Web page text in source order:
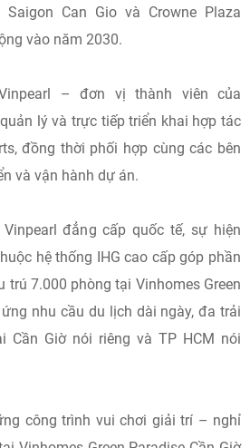
Saigon Can Gio và Crowne Plaza
vào năm 2030.
– đơn vị thành viên của
lý và trực tiếp triển khai hợp tác
đồng thời phối hợp cùng các bên
và vận hành dự án.
đẳng cấp quốc tế, sự hiện
hệ thống IHG cao cấp góp phần
trú 7.000 phòng tại Vinhomes Green
nhu cầu du lịch dài ngày, đa trải
Cần Giờ nói riêng và TP HCM nói
công trình vui chơi giải trí – nghỉ